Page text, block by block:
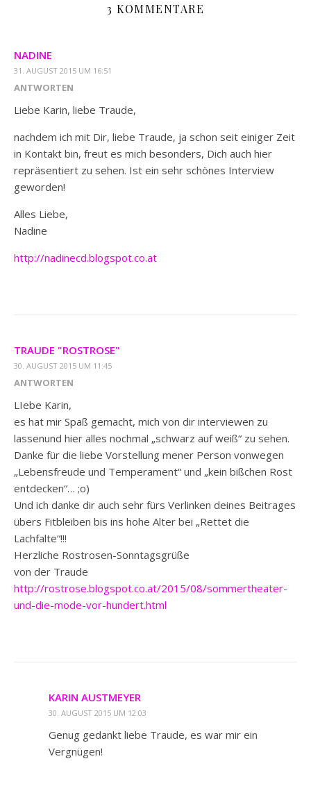
3 KOMMENTARE
NADINE
31. AUGUST 2015 UM 16:51
ANTWORTEN
Liebe Karin, liebe Traude,
nachdem ich mit Dir, liebe Traude, ja schon seit einiger Zeit
in Kontakt bin, freut es mich besonders, Dich auch hier
repräsentiert zu sehen. Ist ein sehr schönes Interview
geworden!
Alles Liebe,
Nadine
http://nadinecd.blogspot.co.at
TRAUDE "ROSTROSE"
30. AUGUST 2015 UM 11:45
ANTWORTEN
LIebe Karin,
es hat mir Spaß gemacht, mich von dir interviewen zu
lassenund hier alles nochmal „schwarz auf weiß“ zu sehen.
Danke für die liebe Vorstellung mener Person vonwegen
„Lebensfreude und Temperament“ und „kein bißchen Rost
entdecken“… ;o)
Und ich danke dir auch sehr fürs Verlinken deines Beitrages
übers Fitbleiben bis ins hohe Alter bei „Rettet die
Lachfalte“!!!
Herzliche Rostrosen-Sonntagsgrüße
von der Traude
http://rostrose.blogspot.co.at/2015/08/sommertheater-
und-die-mode-vor-hundert.html
KARIN AUSTMEYER
30. AUGUST 2015 UM 12:03
Genug gedankt liebe Traude, es war mir ein
Vergnügen!